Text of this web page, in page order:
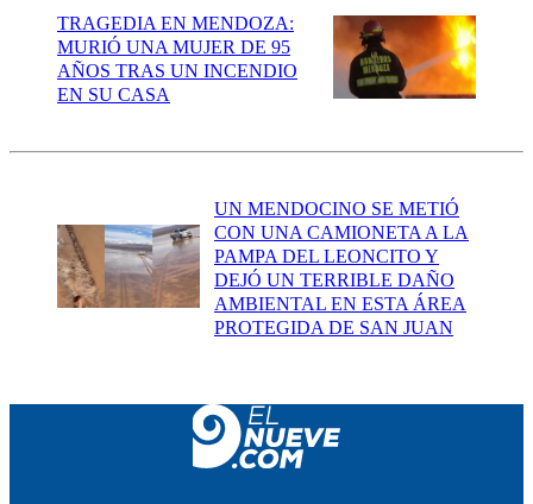
TRAGEDIA EN MENDOZA:
MURIÓ UNA MUJER DE 95
AÑOS TRAS UN INCENDIO
EN SU CASA
UN MENDOCINO SE METIÓ
CON UNA CAMIONETA A LA
PAMPA DEL LEONCITO Y
DEJÓ UN TERRIBLE DAÑO
AMBIENTAL EN ESTA ÁREA
PROTEGIDA DE SAN JUAN